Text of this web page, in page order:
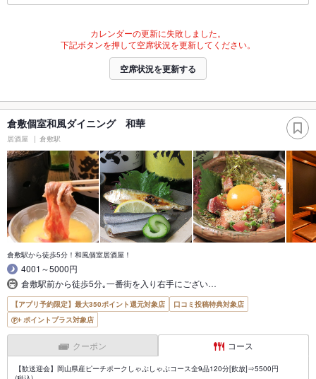
カレンダーの更新に失敗しました。
下記ボタンを押して空席状況を更新してください。
空席状況を更新する
倉敷個室和風ダイニング 和華
居酒屋 倉敷駅
倉敷駅から徒歩5分！和風個室居酒屋！
4001～5000円
倉敷駅前から徒歩5分｡一番街を入り右手にござい…
【アプリ予約限定】最大350ポイント還元対象店
口コミ投稿特典対象店
ポイントプラス対象店
クーポン コース
【歓送迎会】岡山県産ピーチポークしゃぶしゃぶコース全9品120分[飲放]⇒5500円